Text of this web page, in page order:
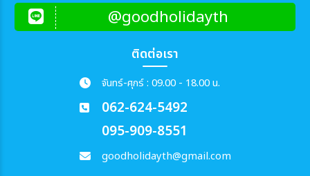
@goodholidayth
ติดต่อเรา
จันทร์-ศุกร์ : 09.00 - 18.00 น.
062-624-5492
095-909-8551
goodholidayth@gmail.com